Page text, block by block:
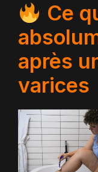
Ce
après
varices